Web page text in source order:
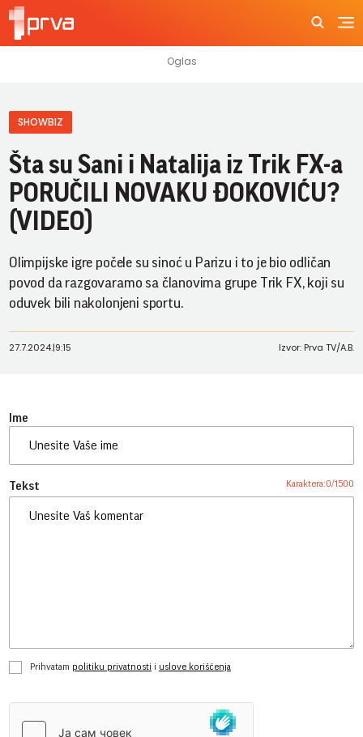
SHOWBIZ
Šta su Sani i Natalija iz Trik FX-a
PORUČILI NOVAKU ĐOKOVIĆU?
(VIDEO)
Olimpijske igre počele su sinoć u Parizu i to je bio odličan
povod da razgovaramo sa članovima grupe Trik FX, koji su
oduvek bili nakolonjeni sportu.
27.7.2024.|9:15 Izvor: Prva TV/A.B.
Ime
Tekst Karaktera:0/1500
Prihvatam politiku privatnosti i uslove korišćenja